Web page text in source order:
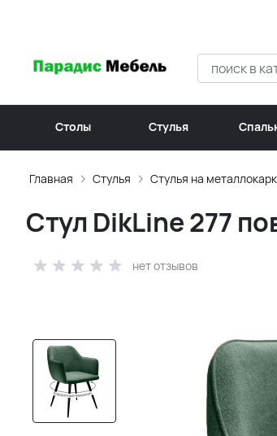
Столы Стулья
Главная Стулья Стулья на
Стул DikLine 277
нет отзывов